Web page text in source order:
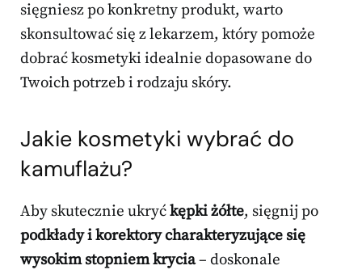
sięgniesz po konkretny produkt, warto
skonsultować się z lekarzem, który pomoże
dobrać kosmetyki idealnie dopasowane do
Twoich potrzeb i rodzaju skóry.
Jakie kosmetyki wybrać do
kamuflażu?
Aby skutecznie ukryćkępki żółte, sięgnij po
podkłady i korektory charakteryzujące się
wysokim stopniem krycia– doskonale